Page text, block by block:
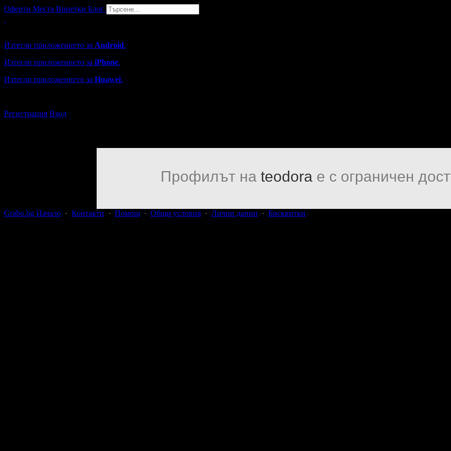
Оферти Места Винетки Блог
Изтегли приложението за Android.
Изтегли приложението за iPhone.
Изтегли приложението за Huawei.
Регистрация Вход
Профилът на teodora е с ограничен
Grabo.bg Начало · Контакти · Помощ · Общи условия · Лични данни · Бисквитки